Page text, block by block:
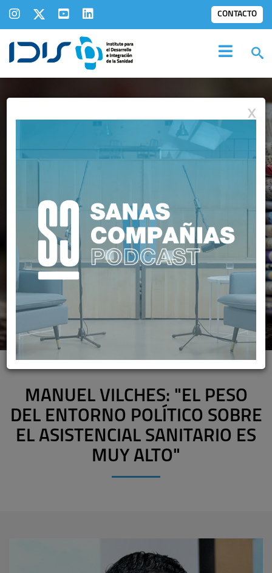
CONTACTO
IDIS EN LOSMEDIOS
MANUEL VILCHES: "EL PESO
DEL ENTORNO POLÍTICO SOBRE
EL ASISTENCIAL SANITARIO ES
MUY ALTO"
X